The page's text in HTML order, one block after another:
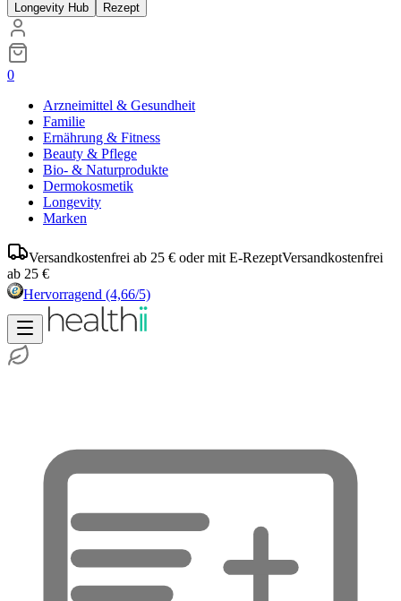
Longevity Hub Rezept
0
Arzneimittel & Gesundheit
Familie
Ernährung & Fitness
Beauty & Pflege
Bio- & Naturprodukte
Dermokosmetik
Longevity
Marken
Versandkostenfrei ab 25 € oder mit E-RezeptVersandkostenfrei
ab 25 €
Hervorragend (4,66/5)